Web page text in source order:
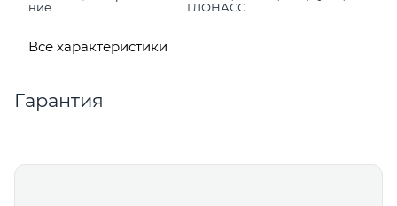
ние
ГЛОНАСС
Все характеристики
Гарантия